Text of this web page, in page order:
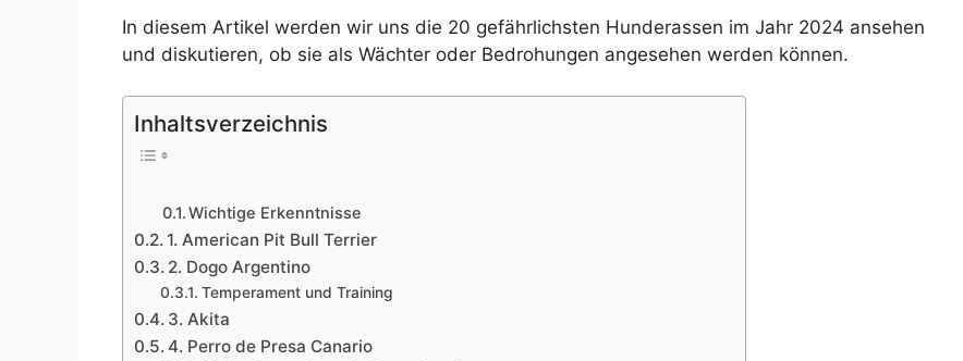
In diesem Artikel werden wir uns die 20 gefährlichsten Hunderassen im Jahr 2024 ansehen
und diskutieren, ob sie als Wächter oder Bedrohungen angesehen werden können.
Inhaltsverzeichnis
Wichtige Erkenntnisse
1. American Pit Bull Terrier
2. Dogo Argentino
Temperament und Training
3. Akita
4. Perro de Presa Canario